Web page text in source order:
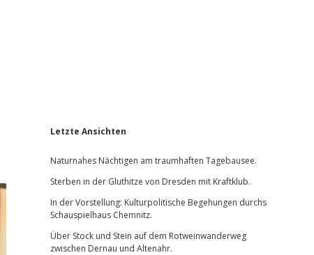
Sidebar
Letzte Ansichten
Naturnahes Nächtigen am traumhaften Tagebausee.
Sterben in der Gluthitze von Dresden mit Kraftklub.
In der Vorstellung: Kulturpolitische Begehungen durchs
Schauspielhaus Chemnitz.
Über Stock und Stein auf dem Rotweinwanderweg
zwischen Dernau und Altenahr.